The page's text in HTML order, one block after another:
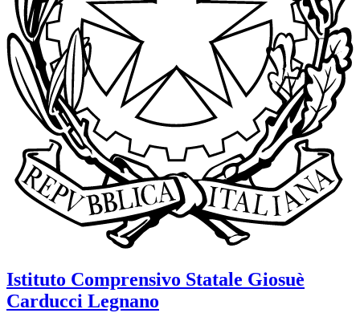
Istituto Comprensivo Statale Giosuè
Carducci Legnano